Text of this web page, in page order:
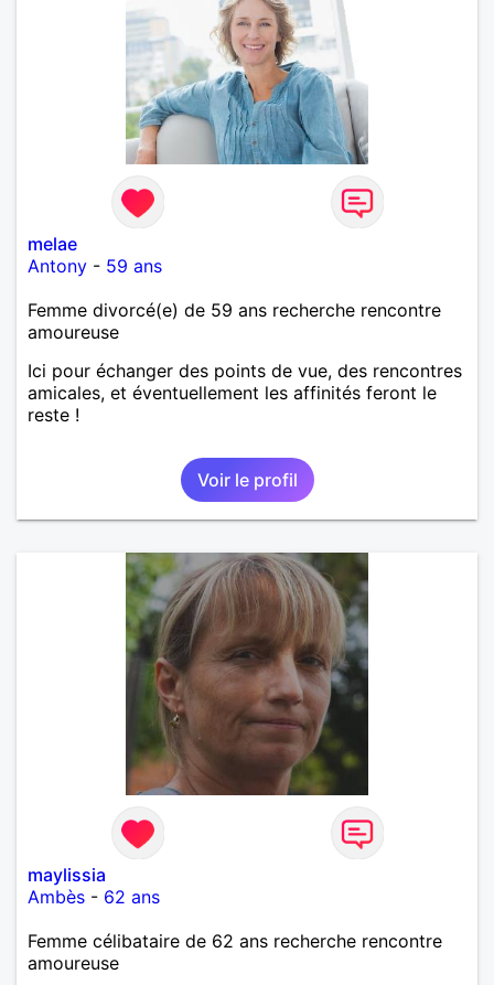
melae
Antony - 59 ans
Femme divorcé(e) de 59 ans recherche rencontre
amoureuse
Ici pour échanger des points de vue, des rencontres
amicales, et éventuellement les affinités feront le
reste !
Voir le profil
maylissia
Ambès - 62 ans
Femme célibataire de 62 ans recherche rencontre
amoureuse